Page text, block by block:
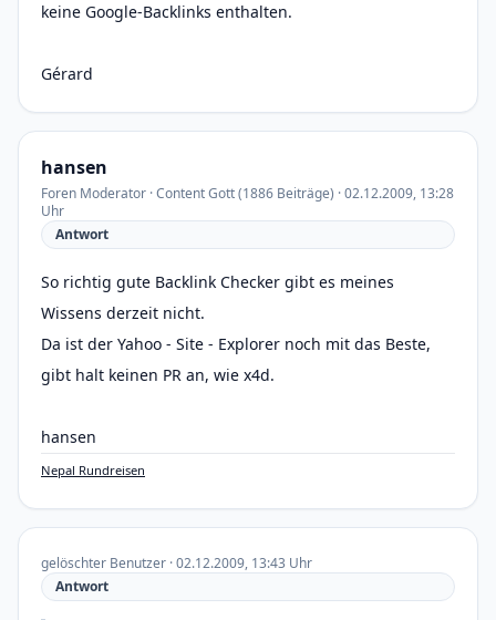
keine Google-Backlinks enthalten.
Gérard
hansen
Foren Moderator · Content Gott (1886 Beiträge) · 02.12.2009, 13:28
Uhr
Antwort
So richtig gute Backlink Checker gibt es meines
Wissens derzeit nicht.
Da ist der Yahoo - Site - Explorer noch mit das Beste,
gibt halt keinen PR an, wie x4d.
hansen
Nepal Rundreisen
gelöschter Benutzer · 02.12.2009, 13:43 Uhr
Antwort